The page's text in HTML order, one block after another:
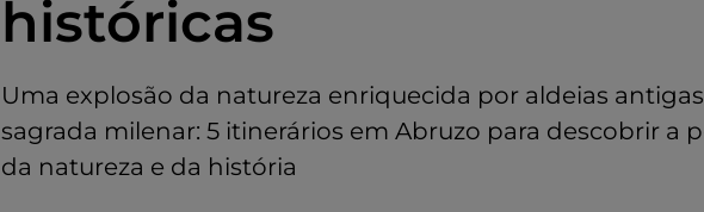
históricas
Uma explosão da natureza enriquecida por aldeias
sagrada milenar: 5 itinerários em Abruzo para descobrir a
da natureza e da história